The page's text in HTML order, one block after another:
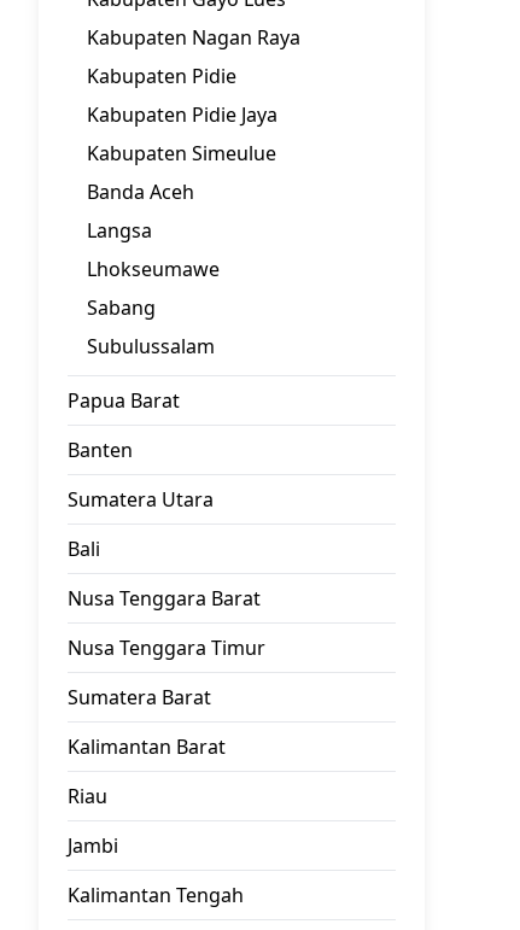
Kabupaten Nagan Raya
Kabupaten Pidie
Kabupaten Pidie Jaya
Kabupaten Simeulue
Banda Aceh
Langsa
Lhokseumawe
Sabang
Subulussalam
Papua Barat
Banten
Sumatera Utara
Bali
Nusa Tenggara Barat
Nusa Tenggara Timur
Sumatera Barat
Kalimantan Barat
Riau
Jambi
Kalimantan Tengah